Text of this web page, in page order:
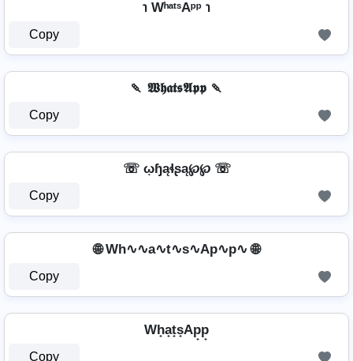
℩ WʰᵃᵗˢAᵖᵖ ℩
Copy
🍡 𝖂𝖍𝖆𝖙𝖘𝕬𝖕𝖕 🍡
Copy
☏ ῳɧąɬʂą℘℘ ☏
Copy
🌐 Wh∿∿a∿t∿s∿Ap∿p∿ 🌐
Copy
Wh̟a̟t̟s̟Ap̟p̟
Copy